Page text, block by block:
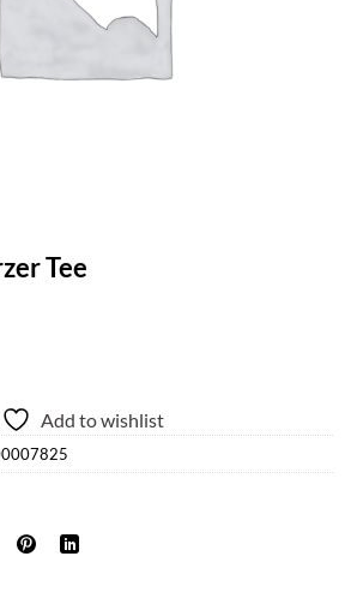
Tee
Add to wishlist